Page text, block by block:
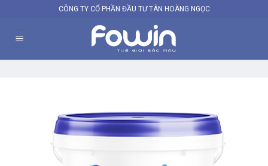
content
CÔNG TY CỔ PHẦN ĐẦU TƯ TÂN HOÀNG NGỌC